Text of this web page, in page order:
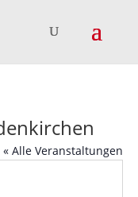
« Alle Veranstaltungen